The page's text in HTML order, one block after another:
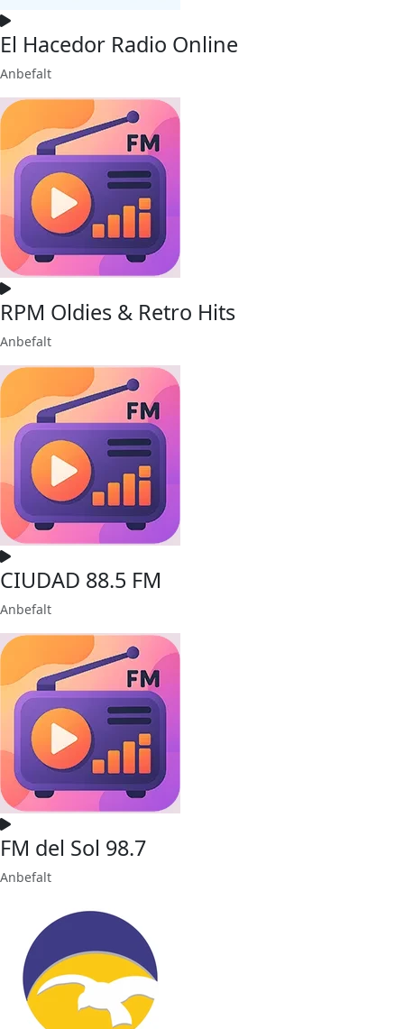
El Hacedor Radio Online
Anbefalt
RPM Oldies & Retro Hits
Anbefalt
CIUDAD 88.5 FM
Anbefalt
FM del Sol 98.7
Anbefalt